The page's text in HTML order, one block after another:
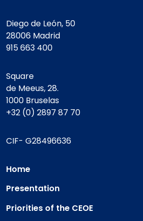
Diego de León, 50
28006 Madrid
915 663 400
Square
de Meeus, 28.
1000 Bruselas
+32 (0) 2897 87 70
CIF- G28496636
Home
Presentation
Priorities of the CEOE